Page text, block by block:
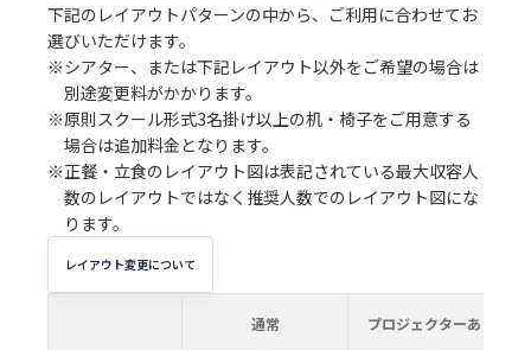
下記のレイアウトパターンの中から、ご利用に合わせてお
選びいただけます。
※シアター、または下記レイアウト以外をご希望の場合は
別途変更料がかかります。
※原則スクール形式3名掛け以上の机・椅子をご用意する
場合は追加料金となります。
※正餐・立食のレイアウト図は表記されている最大収容人
数のレイアウトではなく推奨人数でのレイアウト図にな
ります。
レイアウト変更について
通常 プロジェクターあり